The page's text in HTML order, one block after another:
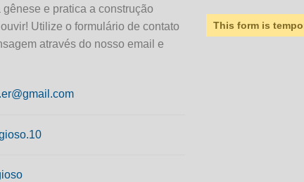
e pratica a construção
Utilize o formulário de contato
através do nosso email e
This form is